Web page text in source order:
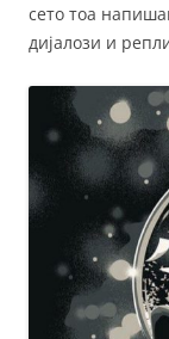
сето тоа
дијалози и